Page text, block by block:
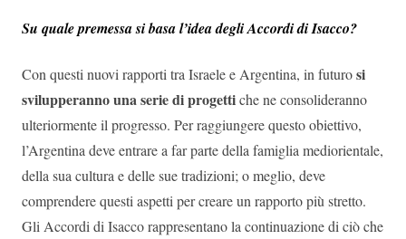
Su quale premessa si basa l’idea degli Accordi di Isacco?
Con questi nuovi rapporti tra Israele e Argentina, in futurosi
svilupperanno una serie di progettiche ne consolideranno
ulteriormente il progresso. Per raggiungere questo obiettivo,
l’Argentina deve entrare a far parte della famiglia mediorientale,
della sua cultura e delle sue tradizioni; o meglio, deve
comprendere questi aspetti per creare un rapporto più stretto.
Gli Accordi di Isacco rappresentano la continuazione di ciò che